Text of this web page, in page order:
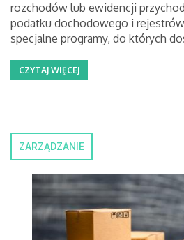
rozchodów lub ewidencji
podatku dochodowego i rejestrów
specjalne programy, do których
CZYTAJ WIĘCEJ
ZARZĄDZANIE